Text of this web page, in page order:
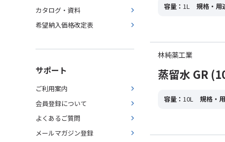
カタログ・資料
希望納入価格改定表
サポート
ご利用案内
会員登録について
よくあるご質問
メールマガジン登録
容量： 1L 規格・用
林純薬工業
蒸留水 GR
容量： 10L 規格・